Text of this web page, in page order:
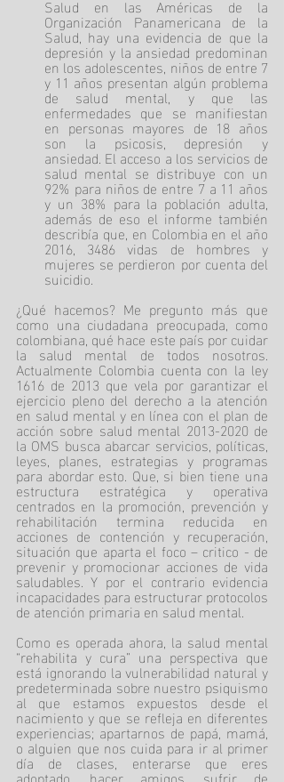
Salud en las Américas de la
Organización Panamericana de la
Salud, hay una evidencia de que la
depresión y la ansiedad predominan
en los adolescentes, niños de entre 7
y 11 años presentan algún problema
de salud mental, y que las
enfermedades que se manifiestan
en personas mayores de 18 años
son la psicosis, depresión y
ansiedad. El acceso a los servicios de
salud mental se distribuye con un
92% para niños de entre 7 a 11 años
y un 38% para la población adulta,
además de eso el informe también
describía que, en Colombia en el año
2016, 3486 vidas de hombres y
mujeres se perdieron por cuenta del
suicidio.
¿Qué hacemos? Me pregunto más que
como una ciudadana preocupada, como
colombiana, qué hace este país por cuidar
la salud mental de todos nosotros.
Actualmente Colombia cuenta con la ley
1616 de 2013 que vela por garantizar el
ejercicio pleno del derecho a la atención
en salud mental y en línea con el plan de
acción sobre salud mental 2013-2020 de
la OMS busca abarcar servicios, políticas,
leyes, planes, estrategias y programas
para abordar esto. Que, si bien tiene una
estructura estratégica y operativa
centrados en la promoción, prevención y
rehabilitación termina reducida en
acciones de contención y recuperación,
situación que aparta el foco – critico - de
prevenir y promocionar acciones de vida
saludables. Y por el contrario evidencia
incapacidades para estructurar protocolos
de atención primaria en salud mental.
Como es operada ahora, la salud mental
“rehabilita y cura” una perspectiva que
está ignorando la vulnerabilidad natural y
predeterminada sobre nuestro psiquismo
al que estamos expuestos desde el
nacimiento y que se refleja en diferentes
experiencias; apartarnos de papá, mamá,
o alguien que nos cuida para ir al primer
día de clases, enterarse que eres
adoptado, hacer amigos, sufrir de